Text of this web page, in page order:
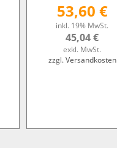
53,60 €
inkl. 19% MwSt.
45,04 €
exkl. MwSt.
zzgl. Versandkosten